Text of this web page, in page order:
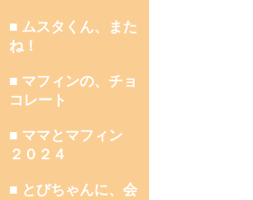
■ ムスタくん、また
ね！
■ マフィンの、チョ
コレート
■ ママとマフィン
２０２４
■ とびちゃんに、会